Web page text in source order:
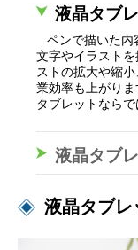
液晶タブ
ペンで描いた内
文字やイラスト
ストの拡大や縮
業効率も上がり
タブレットなら
液晶タブ
液晶タブ